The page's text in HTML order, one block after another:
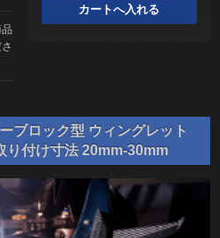
ブロック型 ウィングレット
付け寸法 20mm-30mm